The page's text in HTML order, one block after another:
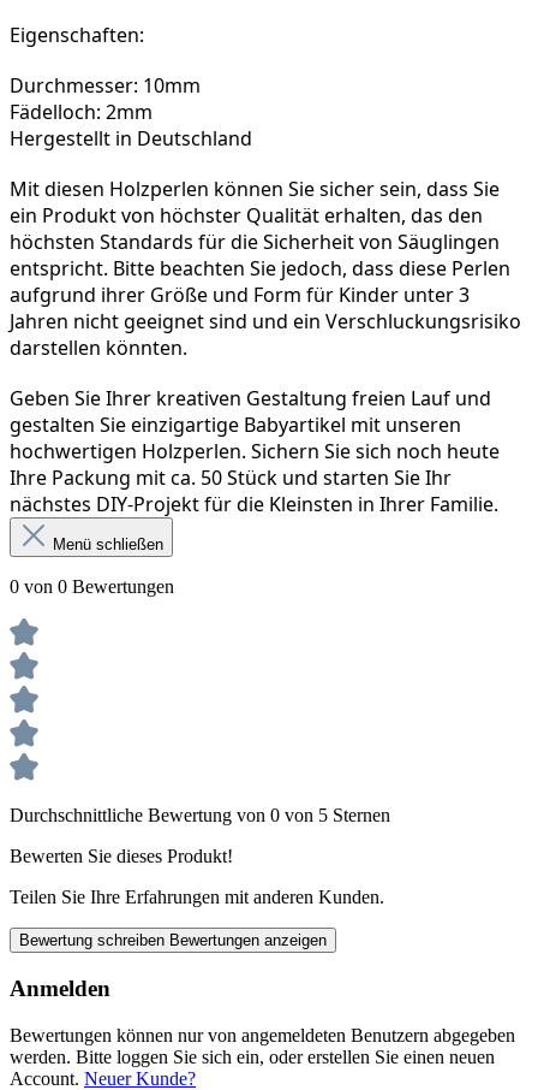
Eigenschaften:
Durchmesser: 10mm
Fädelloch: 2mm
Hergestellt in Deutschland
Mit diesen Holzperlen können Sie sicher sein, dass Sie
ein Produkt von höchster Qualität erhalten, das den
höchsten Standards für die Sicherheit von Säuglingen
entspricht. Bitte beachten Sie jedoch, dass diese Perlen
aufgrund ihrer Größe und Form für Kinder unter 3
Jahren nicht geeignet sind und ein Verschluckungsrisiko
darstellen könnten.
Geben Sie Ihrer kreativen Gestaltung freien Lauf und
gestalten Sie einzigartige Babyartikel mit unseren
hochwertigen Holzperlen. Sichern Sie sich noch heute
Ihre Packung mit ca. 50 Stück und starten Sie Ihr
nächstes DIY-Projekt für die Kleinsten in Ihrer Familie.
Menü schließen
0 von 0 Bewertungen
Durchschnittliche Bewertung von 0 von 5 Sternen
Bewerten Sie dieses Produkt!
Teilen Sie Ihre Erfahrungen mit anderen Kunden.
Bewertung schreiben Bewertungen anzeigen
Anmelden
Bewertungen können nur von angemeldeten Benutzern abgegeben
werden. Bitte loggen Sie sich ein, oder erstellen Sie einen neuen
Account. Neuer Kunde?